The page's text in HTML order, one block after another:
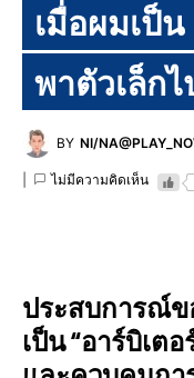
เมื่อผมเป็
พาตัวเล็ก
BY NI/
ไม่มีความคิดเห็น
ประสบการณ์ข
เป็น “อาร์บิเต